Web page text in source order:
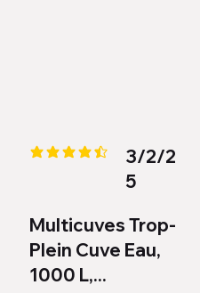
la calificación promedio es
3/2/2
5
Multicuves Trop-
Plein Cuve Eau,
1000 L,...